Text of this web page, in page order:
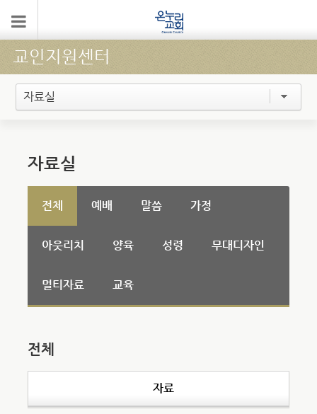
교인지원센터
자료실
자료실
전체 예배 말씀 가정
아웃리치 양육 성령 무대디자인
멀티자료 교육
전체
자료